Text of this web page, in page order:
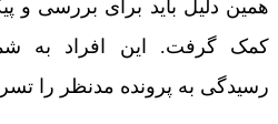
همین دلیل باید برای بررسی و
کمک گرفت. این افراد به
رسیدگی به پرونده مدنظر را